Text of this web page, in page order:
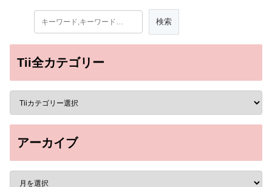
Tii全カテゴリー
アーカイブ